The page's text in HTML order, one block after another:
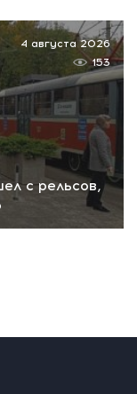
с рельсов,
4 августа 2026
153